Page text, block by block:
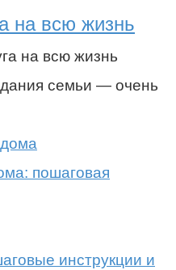
на всю жизнь
на всю жизнь
семьи — очень
пошаговая
инструкции и